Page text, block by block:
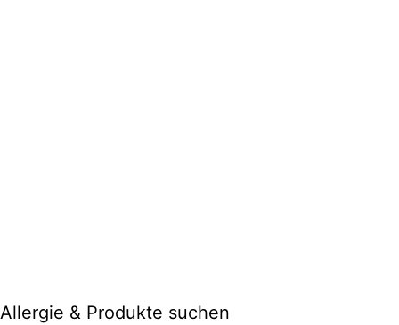
Allergie & Produkte suchen